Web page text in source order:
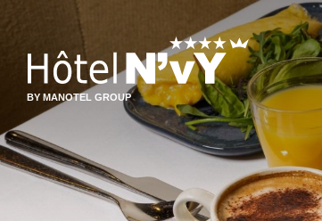
BY MANOTEL GROUP